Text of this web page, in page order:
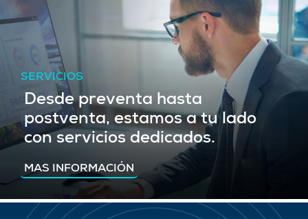
SERVICIOS
Desde preventa hasta
postventa, estamos a tu lado
con servicios dedicados.
MAS INFORMACIÓN